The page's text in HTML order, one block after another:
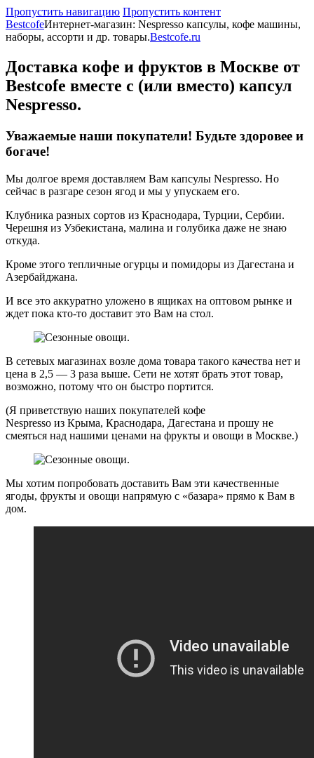
Пропустить навигацию Пропустить контент
BestcofeИнтернет-магазин: Nespresso капсулы, кофе машины,
наборы, ассорти и др. товары.Bestcofe.ru
Доставка кофе и фруктов в Москве от
Bestcofe вместе c (или вместо) капсул
Nespresso.
Уважаемые наши покупатели! Будьте здоровее и
богаче!
Мы долгое время доставляем Вам капсулы Nespresso. Но
сейчас в разгаре сезон ягод и мы у упускаем его.
Клубника разных сортов из Краснодара, Турции, Сербии.
Черешня из Узбекистана, малина и голубика даже не знаю
откуда.
Кроме этого тепличные огурцы и помидоры из Дагестана и
Азербайджана.
И все это аккуратно уложено в ящиках на оптовом рынке и
ждет пока кто-то доставит это Вам на стол.
В сетевых магазинах возле дома товара такого качества нет и
цена в 2,5 — 3 раза выше. Сети не хотят брать этот товар,
возможно, потому что он быстро портится.
(Я приветствую наших покупателей кофе
Nespresso из Крыма, Краснодара, Дагестана и прошу не
смеяться над нашими ценами на фрукты и овощи в Москве.)
Мы хотим попробовать доставить Вам эти качественные
ягоды, фрукты и овощи напрямую с «базара» прямо к Вам в
дом.